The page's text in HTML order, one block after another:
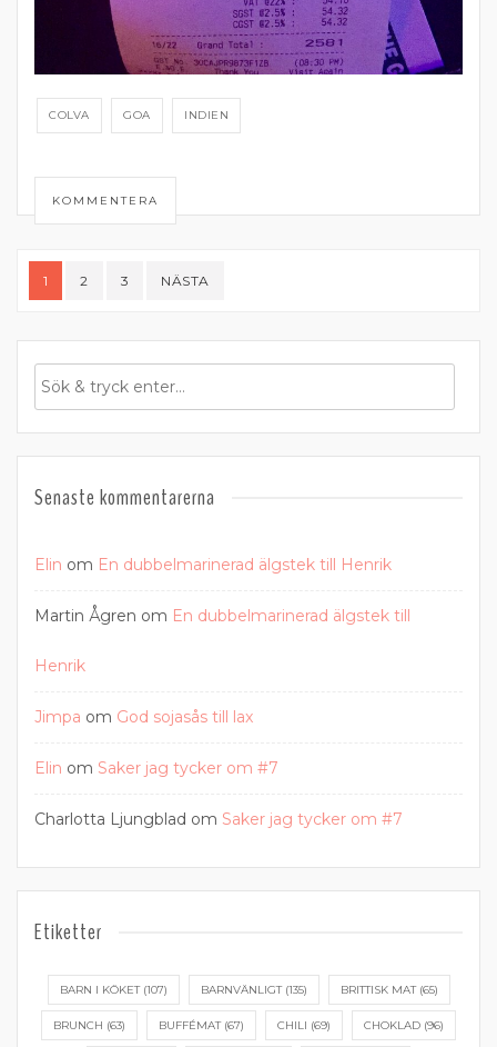
COLVA GOA INDIEN
KOMMENTERA
Sidnumrering
för
1 2 3 NÄSTA
Senaste kommentarerna
Elin om En dubbelmarinerad älgstek till Henrik
Martin Ågren om En dubbelmarinerad älgstek till
Henrik
Jimpa om God sojasås till lax
Elin om Saker jag tycker om #7
Charlotta Ljungblad om Saker jag tycker om #7
Etiketter
BARN I KÖKET(107) BARNVÄNLIGT(135) BRITTISK MAT(65)
BRUNCH (63) BUFFÉMAT(67) CHILI (69) CHOKLAD (96)